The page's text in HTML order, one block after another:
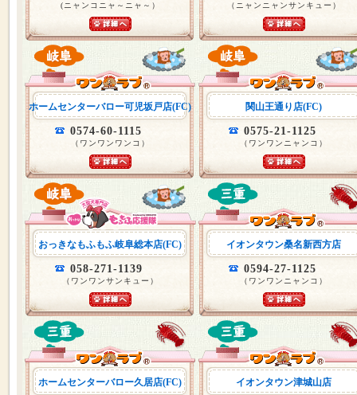
(ニャンコニャ～ニャ～） （ニャンニャンサンキュー）
ホームセンターバロー可児坂戸店(FC)
0574-60-1115
（ワンワンワンコ）
関山王通り店(FC)
0575-21-1125
（ワンワンニャンコ）
おっきなもふもふ岐阜総本店(FC)
058-271-1139
（ワンワンサンキュー）
イオンタウン桑名新西方店
0594-27-1125
（ワンワンニャンコ）
ホームセンターバロー久居店(FC) イオンタウン津城山店